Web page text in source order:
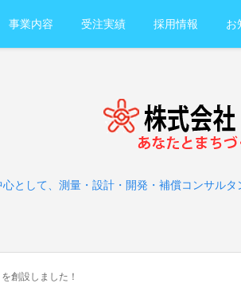
事業内容 受注実績 採用情報 お
として、測量・設計・開発・補償コンサルタ
創設しました！